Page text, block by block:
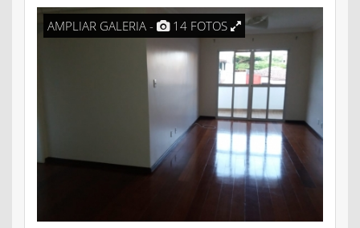
AMPLIAR GALERIA - 14 FOTOS